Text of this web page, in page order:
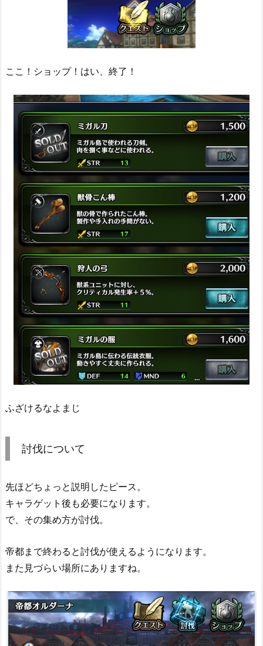
ここ！ショップ！はい、終了！
ふざけるなよまじ
討伐について
先ほどちょっと説明したピース。
キャラゲット後も必要になります。
で、その集め方が討伐。
帝都まで終わると討伐が使えるようになります。
また見づらい場所にありますね。